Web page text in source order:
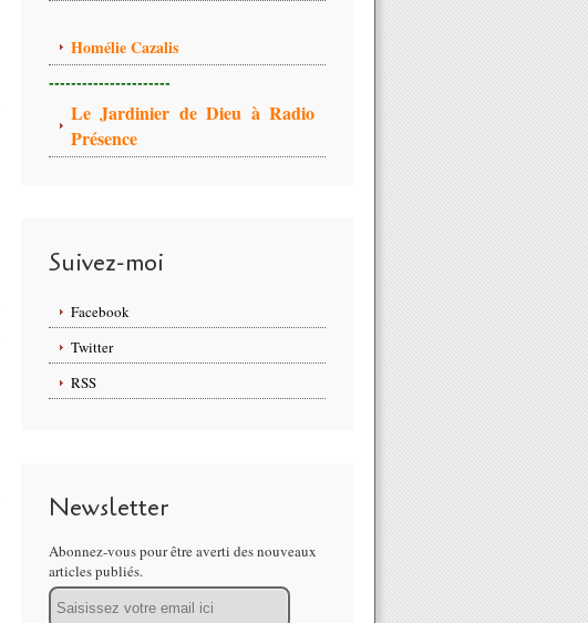
Homélie Cazalis
----------------------
Le Jardinier de Dieu à Radio
Présence
Suivez-moi
Facebook
Twitter
RSS
Newsletter
Abonnez-vous pour être averti des nouveaux
articles publiés.
Email